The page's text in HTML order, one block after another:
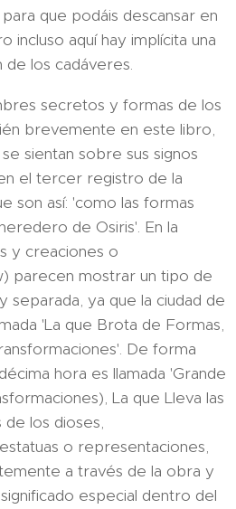
que podáis descansar en
incluso aquí hay implícita una
los cadáveres.
secretos y formas de los
brevemente en este libro,
sientan sobre sus signos
el tercer registro de la
son así: 'como las formas
de Osiris'. En la
y creaciones o
parecen mostrar un tipo de
separada, ya que la ciudad de
'La que Brota de Formas,
De forma
hora es llamada 'Grande
La que Lleva las
de los dioses,
o representaciones,
a través de la obra y
especial dentro del